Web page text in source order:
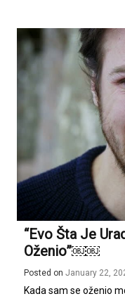
“Evo Šta Je
Oženio”￼￼
Posted on January 22,
Kada sam se oženio